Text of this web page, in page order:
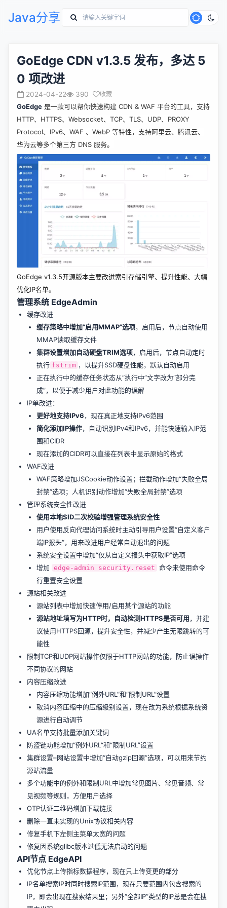
Java分享
GoEdge CDN v1.3.5 发布，多达 5
0 项改进
2024-04-22 390 收藏
GoEdge 是一款可以帮你快速构建 CDN & WAF 平台的工具，支持
HTTP、HTTPS、Websocket、TCP、TLS、UDP、PROXY
Protocol、IPv6、WAF 、WebP 等特性，支持阿里云、腾讯云、
华为云等多个第三方 DNS 服务。
GoEdge v1.3.5开源版本主要改进索引存储引擎、提升性能、大幅
优化IP名单。
管理系统 EdgeAdmin
缓存改进
缓存策略中增加“启用MMAP”选项，启用后，节点自动使用
MMAP读取缓存文件
集群设置增加自动硬盘TRIM选项，启用后，节点自动定时
执行 fstrim ，以提升SSD硬盘性能，默认自动启用
正在执行中的缓存任务状态从“执行中”文字改为“部分完
成”，以便于减少用户对此功能的误解
IP单改进：
更好地支持IPv6，现在真正地支持IPv6范围
简化添加IP操作，自动识别IPv4和IPv6，并能快速输入IP范
围和CIDR
现在添加的CIDR可以直接在列表中显示原始的格式
WAF改进
WAF策略增加JSCookie动作设置；拦截动作增加“失败全局
封禁“选项；人机识别动作增加“失败全局封禁”选项
管理系统安全性改进
使用本地SID二次校验增强管理系统安全性
用户使用反向代理访问系统时主动引导用户设置“自定义客户
端IP报头“，用来改进用户经常自动退出的问题
系统安全设置中增加“仅从自定义报头中获取IP”选项
增加 edge-admin security.reset 命令来使用命令
行重置安全设置
源站相关改进
源站列表中增加快速停用/启用某个源站的功能
源站地址填写为HTTP时，自动检测HTTPS是否可用，并建
议使用HTTPS回源，提升安全性，并减少产生无限跳转的可
能性
限制TCP和UDP网站操作仅限于HTTP网站的功能，防止误操作
不同协议的网站
内容压缩改进
内容压缩功能增加“例外URL“和“限制URL”设置
取消内容压缩中的压缩级别设置，现在改为系统根据系统资
源进行自动调节
UA名单支持批量添加关键词
防盗链功能增加“例外URL“和“限制URL”设置
集群设置–网站设置中增加“自动gzip回源”选项，可以用来节约
源站流量
多个功能中的例外和限制URL中增加常见图片、常见音频、常
见视频等规则，方便用户选择
OTP认证二维码增加下载链接
删除一直未实现的Unix协议相关内容
修复手机下左侧主菜单太宽的问题
修复因系统glibc版本过低无法启动的问题
API节点 EdgeAPI
优化节点上传指标数据程序，现在只上传变更的部分
IP名单搜索IP时同时搜索IP范围，现在只要范围内包含搜索的
IP，即会出现在搜索结果里；另外“全部IP”类型的IP总是会在搜